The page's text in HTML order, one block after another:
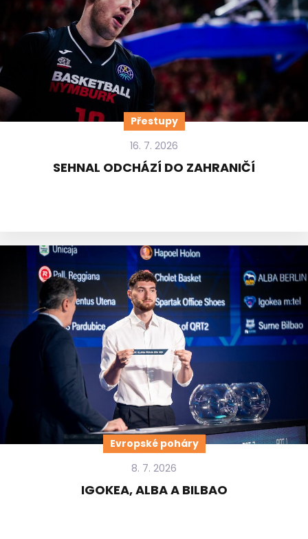
Přestupy
16. 7. 2026
SEHNAL ODCHÁZÍ DO ZAHRANIČÍ
Evropské poháry
8. 7. 2026
IGOKEA, ALBA A BILBAO